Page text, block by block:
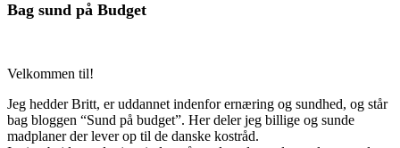
Bag sund på Budget
Velkommen til!
Jeg hedder Britt, er uddannet indenfor ernæring og sundhed, og står
bag bloggen “Sund på budget”. Her deler jeg billige og sunde
madplaner der lever op til de danske kostråd.